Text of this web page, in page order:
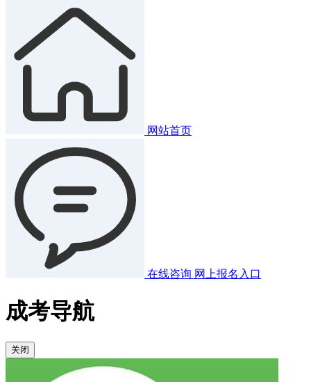
网站首页
在线咨询 网上报名入口
成考导航
关闭